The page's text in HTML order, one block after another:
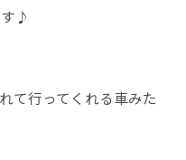
♪
て行ってくれる車みた